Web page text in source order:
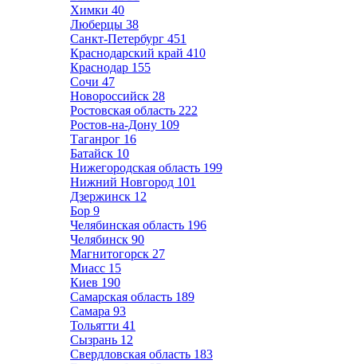
Химки 40
Люберцы 38
Санкт-Петербург 451
Краснодарский край 410
Краснодар 155
Сочи 47
Новороссийск 28
Ростовская область 222
Ростов-на-Дону 109
Таганрог 16
Батайск 10
Нижегородская область 199
Нижний Новгород 101
Дзержинск 12
Бор 9
Челябинская область 196
Челябинск 90
Магнитогорск 27
Миасс 15
Киев 190
Самарская область 189
Самара 93
Тольятти 41
Сызрань 12
Свердловская область 183